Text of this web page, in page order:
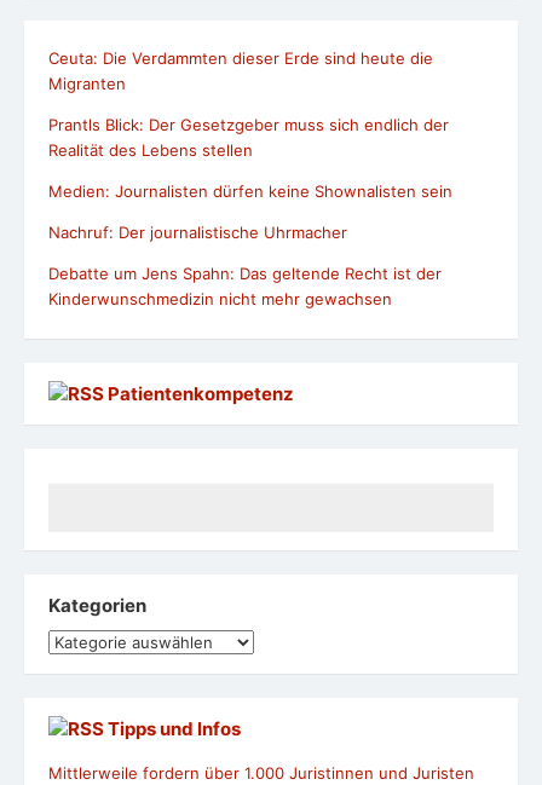
Ceuta: Die Verdammten dieser Erde sind heute die
Migranten
Prantls Blick: Der Gesetzgeber muss sich endlich der
Realität des Lebens stellen
Medien: Journalisten dürfen keine Shownalisten sein
Nachruf: Der journalistische Uhrmacher
Debatte um Jens Spahn: Das geltende Recht ist der
Kinderwunschmedizin nicht mehr gewachsen
Patientenkompetenz
Kategorien
Kategorien
Tipps und Infos
Mittlerweile fordern über 1.000 Juristinnen und Juristen